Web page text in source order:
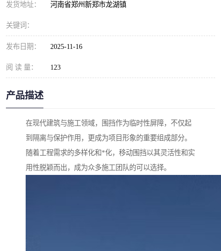
发货地址： 河南省郑州新郑市龙湖镇
关键词：
发布日期： 2025-11-16
阅 读 量： 123
产品描述
在现代建筑与施工领域，围挡作为临时性屏障，不仅起
到隔离与保护作用，更成为项目形象的重要组成部分。
随着工程需求的多样化和*化，移动围挡以其灵活性和实
用性脱颖而出，成为众多施工团队的可以选择。